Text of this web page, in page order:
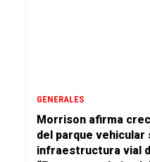
GENERALES
Morrison afirma
del parque vehicular
infraestructura vial